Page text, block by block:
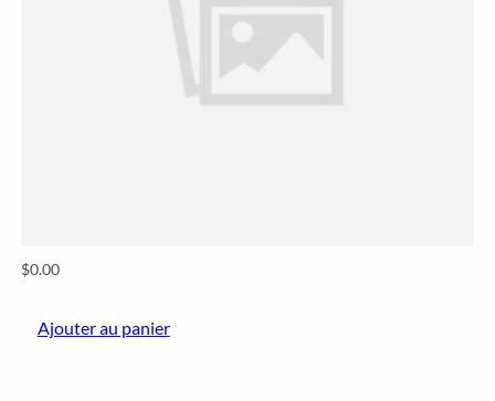
$0.00
Ajouter au panier